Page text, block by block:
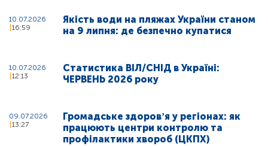
10.07.2026
16:59
Якість води на пляжах України станом
на 9 липня: де безпечно купатися
10.07.2026
12:13
Статистика ВІЛ/СНІД в Україні:
ЧЕРВЕНЬ 2026 року
09.07.2026
13:27
Громадське здоровʼя у регіонах: як
працюють центри контролю та
профілактики хвороб (ЦКПХ)